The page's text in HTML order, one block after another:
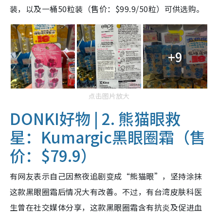
装，以及一桶50粒装（售价：$99.9/50粒）可供选购。
+9
点击图片放大
DONKI好物 | 2. 熊猫眼救
星：Kumargic黑眼圈霜 （售
价： $79.9）
有网友表示自己因熬夜追剧变成“熊猫眼”，坚持涂抹
这款黑眼圈霜后情况大有改善。不过，有台湾皮肤科医
生曾在社交媒体分享，这款黑眼圈霜含有抗炎及促进血